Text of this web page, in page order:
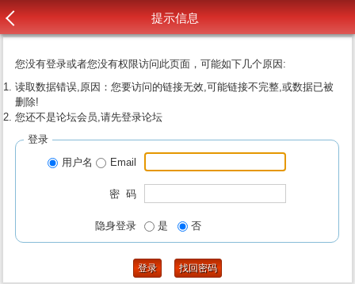
提示信息
您没有登录或者您没有权限访问此页面，可能如下几个原因:
读取数据错误,原因：您要访问的链接无效,可能链接不完整,或数据已被
删除!
您还不是论坛会员,请先登录论坛
登录
用户名
Email
密 码
隐身登录 是 否